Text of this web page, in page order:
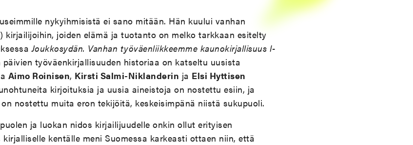
nykyihmisistä ei sano mitään. Hän kuului vanhan
kirjailijoihin, joiden elämä ja tuotanto on melko tarkkaan esitelty
Joukkosydän. Vanhan työväenliikkeemme kaunokirjallisuus I-
päivien työväenkirjallisuuden historiaa on katseltu uusista
Aimo Roinisen, Kirsti Salmi-Niklanderin ja Elsi Hyttisen
kirjoituksia ja uusia aineistoja on nostettu esiin, ja
nostettu muita eron tekijöitä, keskeisimpänä niistä sukupuoli.
ja luokan nidos kirjailijuudelle onkin ollut erityisen
kentälle meni Suomessa karkeasti ottaen niin, että